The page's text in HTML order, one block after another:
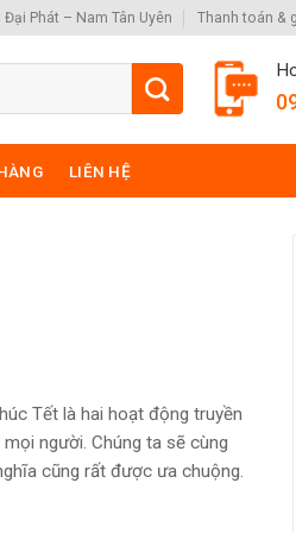
Phát – Nam Tân Uyên Thanh toán &
LIÊN HỆ
Tết là hai hoạt động truyền
người. Chúng ta sẽ cùng
cũng rất được ưa chuộng.